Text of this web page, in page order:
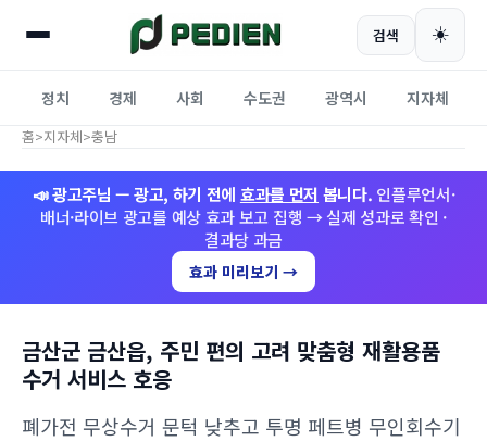
검색 ☀️
정치 경제 사회 수도권 광역시 지자체
홈>지자체>충남
📣 광고주님 — 광고, 하기 전에 효과를 먼저 봅니다. 인플루언서·
배너·라이브 광고를 예상 효과 보고 집행 → 실제 성과로 확인 ·
결과당 과금
효과 미리보기 →
금산군 금산읍, 주민 편의 고려 맞춤형 재활용품
수거 서비스 호응
폐가전 무상수거 문턱 낮추고 투명 페트병 무인회수기